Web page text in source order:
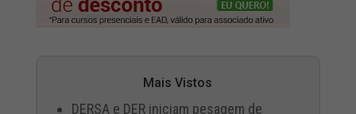
Mais Vistos
DERSA e DER iniciam pesagem de